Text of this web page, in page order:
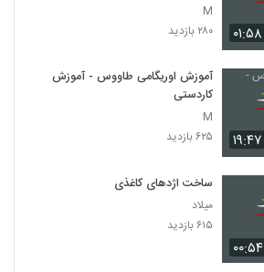
۰۱:۵۸
M
۲۸۰ بازدید
۱۹:۴۷
آموزش اوریگامی طاووس - آموزش
کاردستی
M
۶۲۵ بازدید
۰۰:۵۴
ساخت اژد‌های کاغذی
میلاد
۶۱۵ بازدید